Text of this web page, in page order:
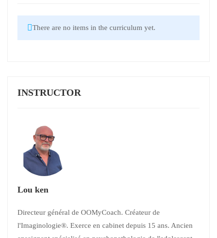
There are no items in the curriculum yet.
INSTRUCTOR
Lou ken
Directeur général de OOMyCoach. Créateur de
l'Imaginologie®. Exerce en cabinet depuis 15 ans. Ancien